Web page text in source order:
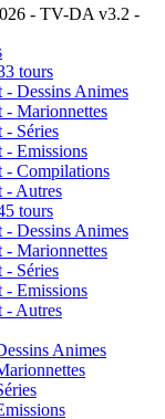
- TV-DA v3.2 -
tours
- Dessins Animes
- Marionnettes
- Séries
- Emissions
- Compilations
- Autres
tours
- Dessins Animes
- Marionnettes
- Séries
- Emissions
- Autres
Animes